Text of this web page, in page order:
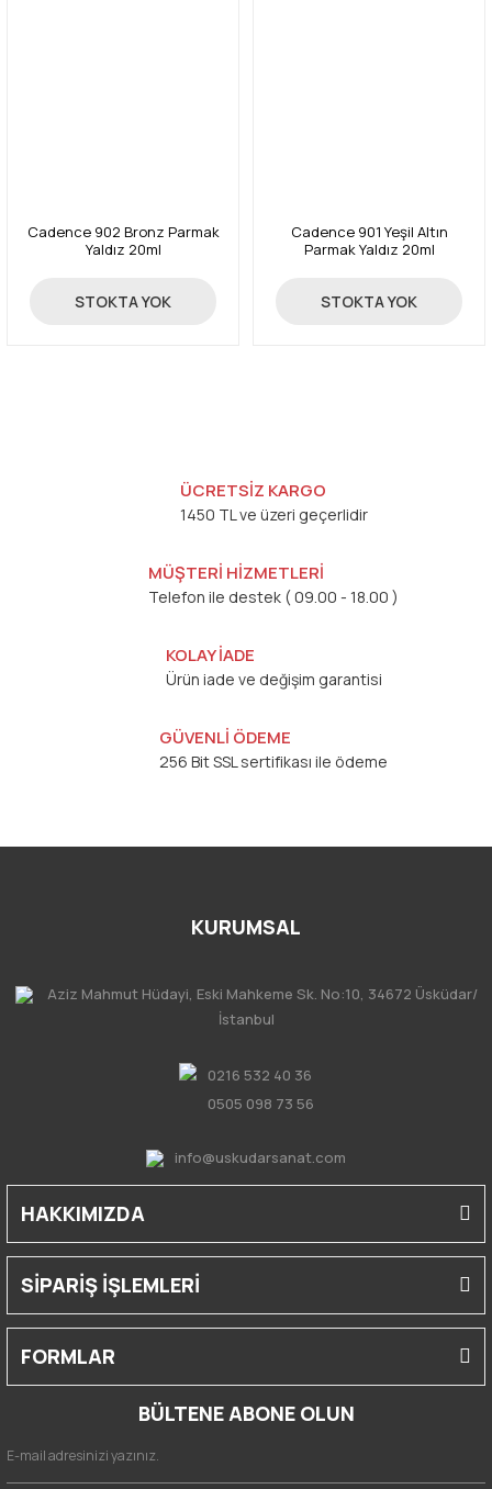
Cadence 902 Bronz Parmak
Yaldız 20ml
147,00 TL
STOKTA YOK
Cadence 901 Yeşil Altın
Parmak Yaldız 20ml
147,00 TL
STOKTA YOK
ÜCRETSİZ KARGO
1450 TL ve üzeri geçerlidir
MÜŞTERİ HİZMETLERİ
Telefon ile destek ( 09.00 - 18.00 )
KOLAY İADE
Ürün iade ve değişim garantisi
GÜVENLİ ÖDEME
256 Bit SSL sertifikası ile ödeme
KURUMSAL
Aziz Mahmut Hüdayi, Eski Mahkeme Sk. No:10, 34672 Üsküdar/
İstanbul
0216 532 40 36
0505 098 73 56
info@uskudarsanat.com
HAKKIMIZDA
SİPARİŞ İŞLEMLERİ
FORMLAR
BÜLTENE ABONE OLUN